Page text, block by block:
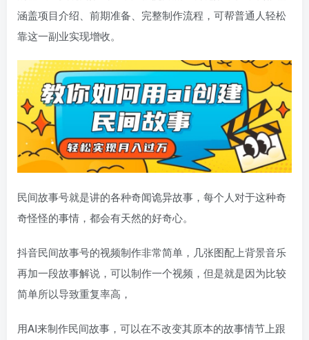
涵盖项目介绍、前期准备、完整制作流程，可帮普通人轻松
靠这一副业实现增收。
民间故事号就是讲的各种奇闻诡异故事，每个人对于这种奇
奇怪怪的事情，都会有天然的好奇心。
抖音民间故事号的视频制作非常简单，几张图配上背景音乐
再加一段故事解说，可以制作一个视频，但是就是因为比较
简单所以导致重复率高，
用AI来制作民间故事，可以在不改变其原本的故事情节上跟